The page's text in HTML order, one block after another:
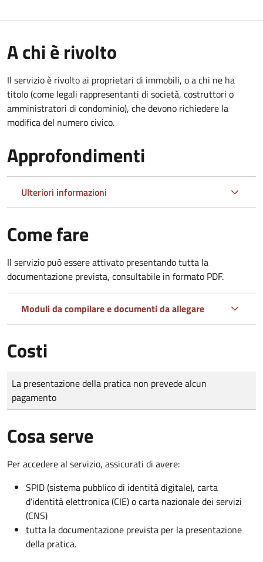
A chi è rivolto
Il servizio è rivolto ai proprietari di immobili, o a chi ne ha
titolo (come legali rappresentanti di società, costruttori o
amministratori di condominio), che devono richiedere la
modifica del numero civico.
Approfondimenti
Ulteriori informazioni
Come fare
Il servizio può essere attivato presentando tutta la
documentazione prevista, consultabile in formato PDF.
Moduli da compilare e documenti da allegare
Costi
Tipo di pagamento
Importo
La presentazione della pratica non prevede alcun
pagamento
Cosa serve
Per accedere al servizio, assicurati di avere:
SPID (sistema pubblico di identità digitale), carta
d’identità elettronica (CIE) o carta nazionale dei servizi
(CNS)
tutta la documentazione prevista per la presentazione
della pratica.